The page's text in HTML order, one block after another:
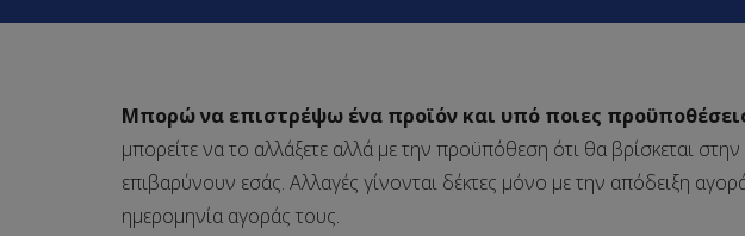
Μπορώ να επιστρέψω ένα προϊόν και υπό ποιες
μπορείτε να το αλλάξετε αλλά με την προϋπόθεση ότι θα βρίσκεται
επιβαρύνουν εσάς. Αλλαγές γίνονται δέκτες μόνο με την απόδειξη
ημερομηνία αγοράς τους.